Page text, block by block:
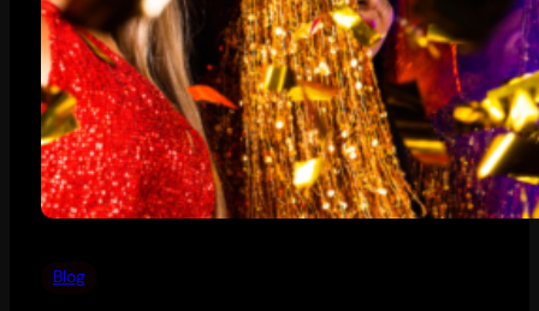
Blog